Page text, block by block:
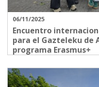
06/11/2025
Encuentro
para el Gazteleku de
programa Erasmus+